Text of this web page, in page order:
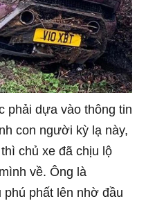
phải dựa vào thông tin
con người kỳ lạ này,
chủ xe đã chịu lộ
về. Ông là
phú phất lên nhờ đầu